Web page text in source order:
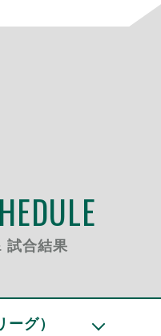
試合結果
グ）